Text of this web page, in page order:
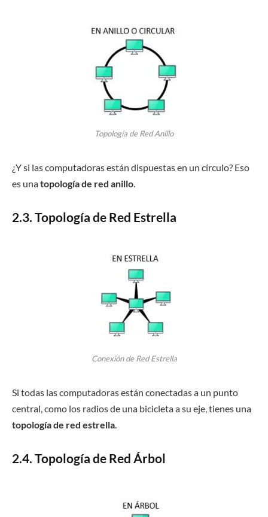
Topología de Red Anillo
¿Y si las computadoras están dispuestas en un círculo? Eso
es unatopología de red anillo.
2.3. Topología de Red Estrella
Conexión de Red Estrella
Si todas las computadoras están conectadas a un punto
central, como los radios de una bicicleta a su eje, tienes una
topología de red estrella.
2.4. Topología de Red Árbol